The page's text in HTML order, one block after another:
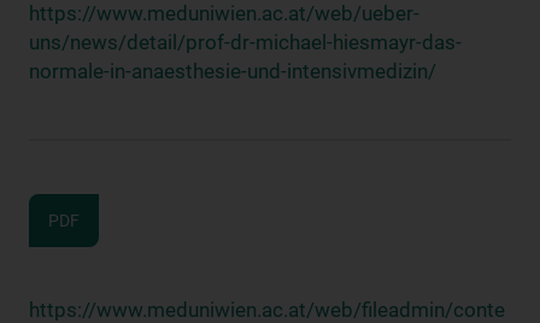
https://www.meduniwien.ac.at/web/ueber-
uns/news/detail/prof-dr-michael-hiesmayr-das-
normale-in-anaesthesie-und-intensivmedizin/
PDF
https://www.meduniwien.ac.at/web/fileadmin/conte